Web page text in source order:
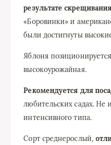
результате скрещивания
«Боровинки» и
были достигнуты
Яблоня
высокоурожайная.
Рекомендуется для
любительских садах.
интенсивного типа.
Сорт среднерослый,